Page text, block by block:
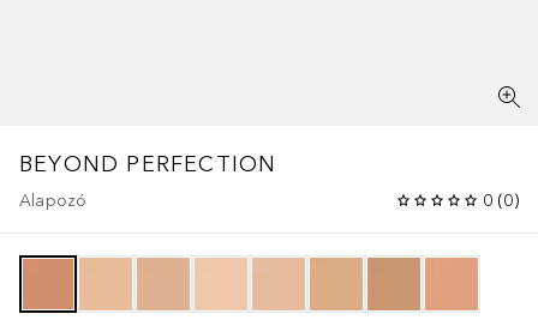
BEYOND PERFECTION
Alapozó 0 (0)